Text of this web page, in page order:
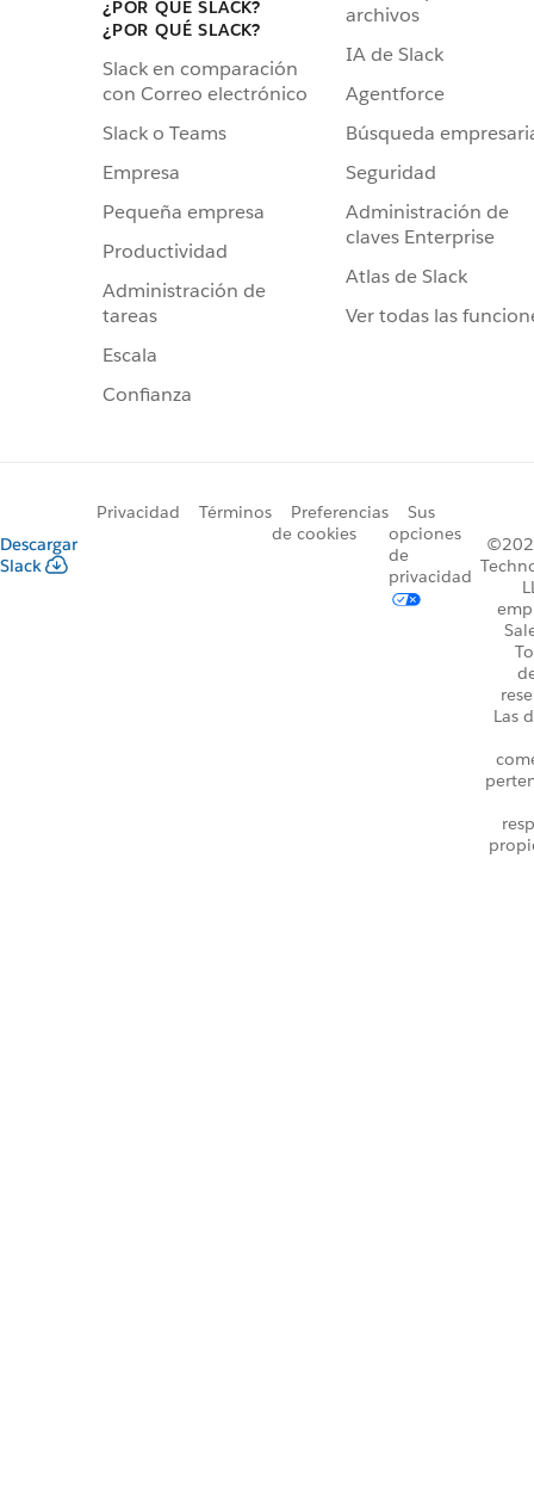
¿POR QUÉ SLACK?
¿POR QUÉ SLACK?
Slack en comparación
con Correo electrónico
Slack o Teams
Empresa
Pequeña empresa
Productividad
Administración de
tareas
Escala
Confianza
archivos
IA de Slack
Agentforce
Búsqueda
Seguridad
Administración de
claves Enterprise
Atlas de Slack
Ver todas las
Descargar
Slack
Privacidad Términos
Preferencias
de cookies
Sus
opciones
de
privacidad
Las